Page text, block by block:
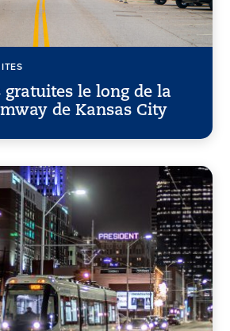
gratuites le long de la
de Kansas City